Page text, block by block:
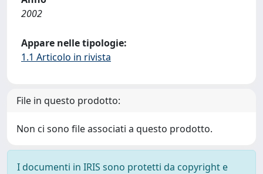
2002
Appare nelle tipologie:
1.1 Articolo in rivista
File in questo prodotto:
Non ci sono file associati a questo prodotto.
I documenti in IRIS sono protetti da copyright e